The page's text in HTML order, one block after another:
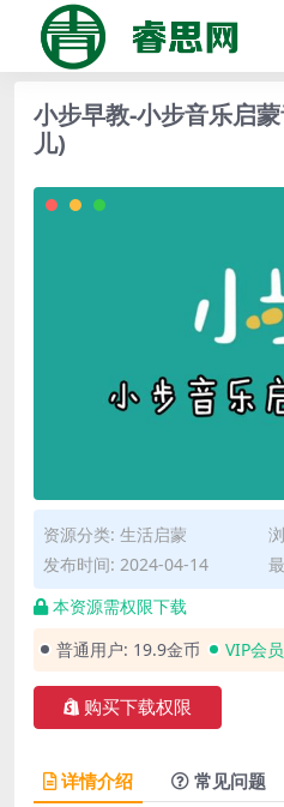
小步早教-小步音乐启
儿)
资源分类: 生活启蒙
发布时间: 2024-04-14
本资源需权限下载
普通用户: 19.9金币 VIP会
购买下载权限
详情介绍 常见问题